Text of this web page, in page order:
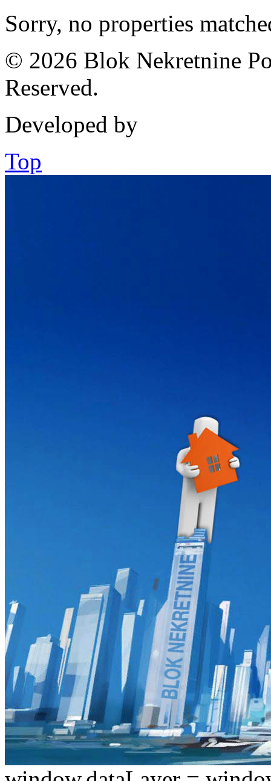
Sorry, no properties
© 2026 Blok Nekretnine
Reserved.
Developed by
Top